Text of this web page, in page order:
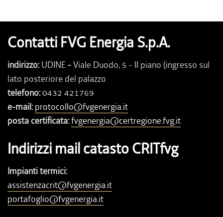
Contatti FVG Energia S.p.A.
indirizzo:UDINE -Viale Duodo, 5 - II piano (ingresso sul
lato posteriore del palazzo
telefono:0432 421769
e-mail:protocollo@fvgenergia.it
posta certificata:fvgenergia@certregione.fvg.it
Indirizzi mail catasto CRITfvg
Impianti termici:
assistenzacrit@fvgenergia.it
portafoglio@fvgenergia.it